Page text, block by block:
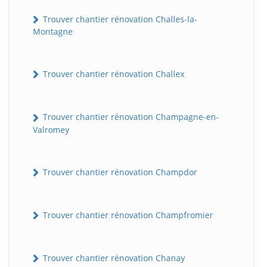
Trouver chantier rénovation Challes-la-
Montagne
Trouver chantier rénovation Challex
Trouver chantier rénovation Champagne-en-
Valromey
Trouver chantier rénovation Champdor
Trouver chantier rénovation Champfromier
Trouver chantier rénovation Chanay